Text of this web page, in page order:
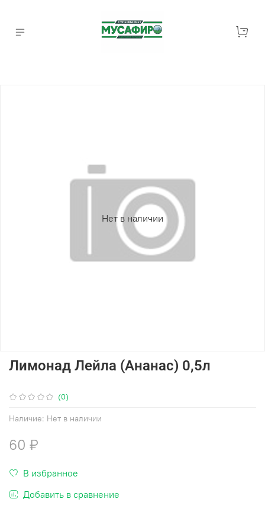
Нет в наличии
(0)
Наличие: Нет в наличии
Лимонад Лейла (Ананас) 0,5л
60 ₽
В избранное
Добавить в сравнение